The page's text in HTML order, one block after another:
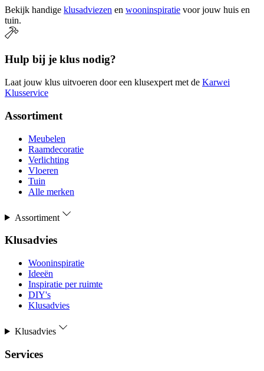
Bekijk handige klusadviezen en wooninspiratie voor jouw huis en
tuin.
Hulp bij je klus nodig?
Laat jouw klus uitvoeren door een klusexpert met de Karwei
Klusservice
Assortiment
Meubelen
Raamdecoratie
Verlichting
Vloeren
Tuin
Alle merken
Assortiment
Klusadvies
Wooninspiratie
Ideeën
Inspiratie per ruimte
DIY's
Klusadvies
Klusadvies
Services